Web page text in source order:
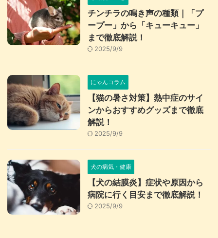
チンチラの鳴き声の種類｜「プ
ープー」から「キューキュー」
まで徹底解説！
2025/9/9
にゃんコラム
【猫の暑さ対策】熱中症のサイ
ンからおすすめグッズまで徹底
解説！
2025/9/9
犬の病気・健康
【犬の結膜炎】症状や原因から
病院に行く目安まで徹底解説！
2025/9/9